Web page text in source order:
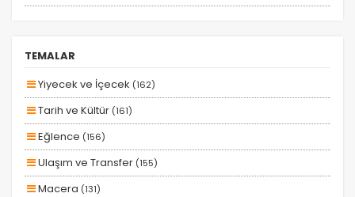
Planlanan
Otobüs Ile
Uçak Ile
Ekstralar Dahil
TEMALAR
Yiyecek ve İçecek (162)
Tarih ve Kültür (161)
Eğlence (156)
Ulaşım ve Transfer (155)
Macera (131)